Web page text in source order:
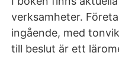
verksamheter.
ingående, med
till beslut är ett